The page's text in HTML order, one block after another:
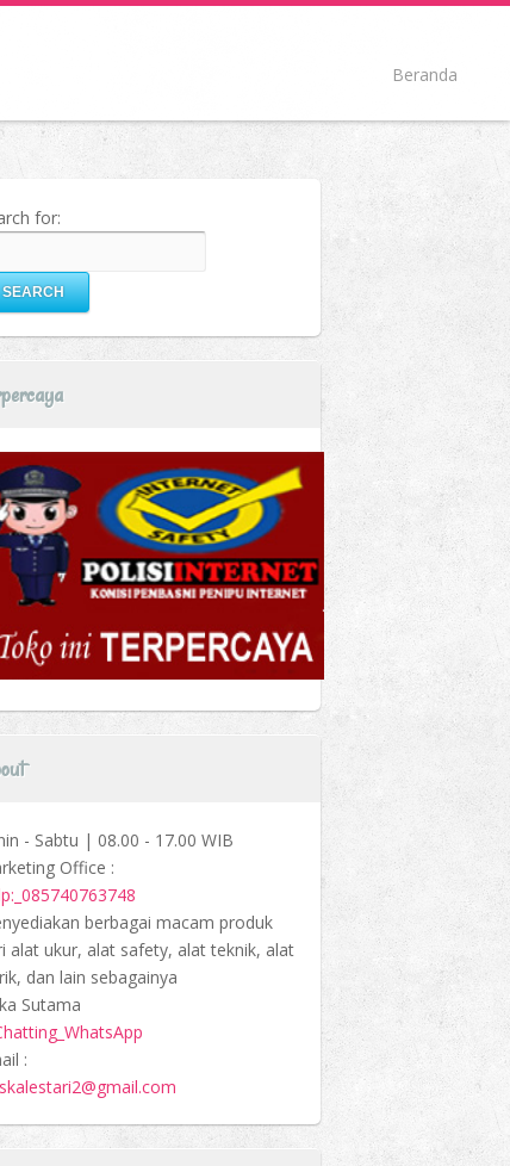
Beranda
for:
- Sabtu | 08.00 - 17.00 WIB
Office :
berbagai macam produk
alat ukur, alat safety, alat teknik, alat
dan lain sebagainya
Sutama
: